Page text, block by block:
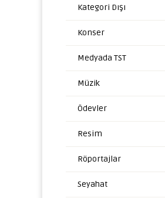
Kategori Dışı
Konser
Medyada TST
Müzik
Ödevler
Resim
Röportajlar
Seyahat